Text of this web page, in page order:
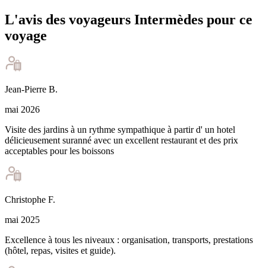
L'avis des voyageurs Intermèdes pour ce
voyage
Jean-Pierre B.
mai 2026
Visite des jardins à un rythme sympathique à partir d' un hotel
délicieusement suranné avec un excellent restaurant et des prix
acceptables pour les boissons
Christophe F.
mai 2025
Excellence à tous les niveaux : organisation, transports, prestations
(hôtel, repas, visites et guide).